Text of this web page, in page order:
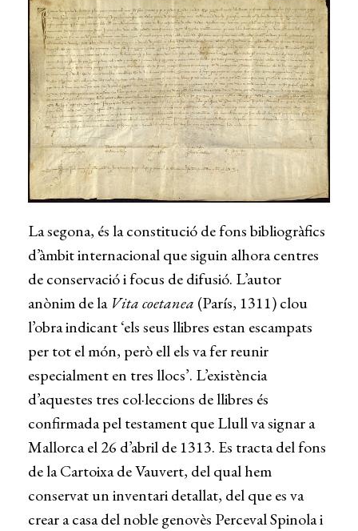
La segona, és la constitució de fons bibliogràfics
d’àmbit internacional que siguin alhora centres
de conservació i focus de difusió. L’autor
anònim de la Vita coetanea (París, 1311) clou
l’obra indicant ‘els seus llibres estan escampats
per tot el món, però ell els va fer reunir
especialment en tres llocs’. L’existència
d’aquestes tres col·leccions de llibres és
confirmada pel testament que Llull va signar a
Mallorca el 26 d’abril de 1313. Es tracta del fons
de la Cartoixa de Vauvert, del qual hem
conservat un inventari detallat, del que es va
crear a casa del noble genovès Perceval Spinola i